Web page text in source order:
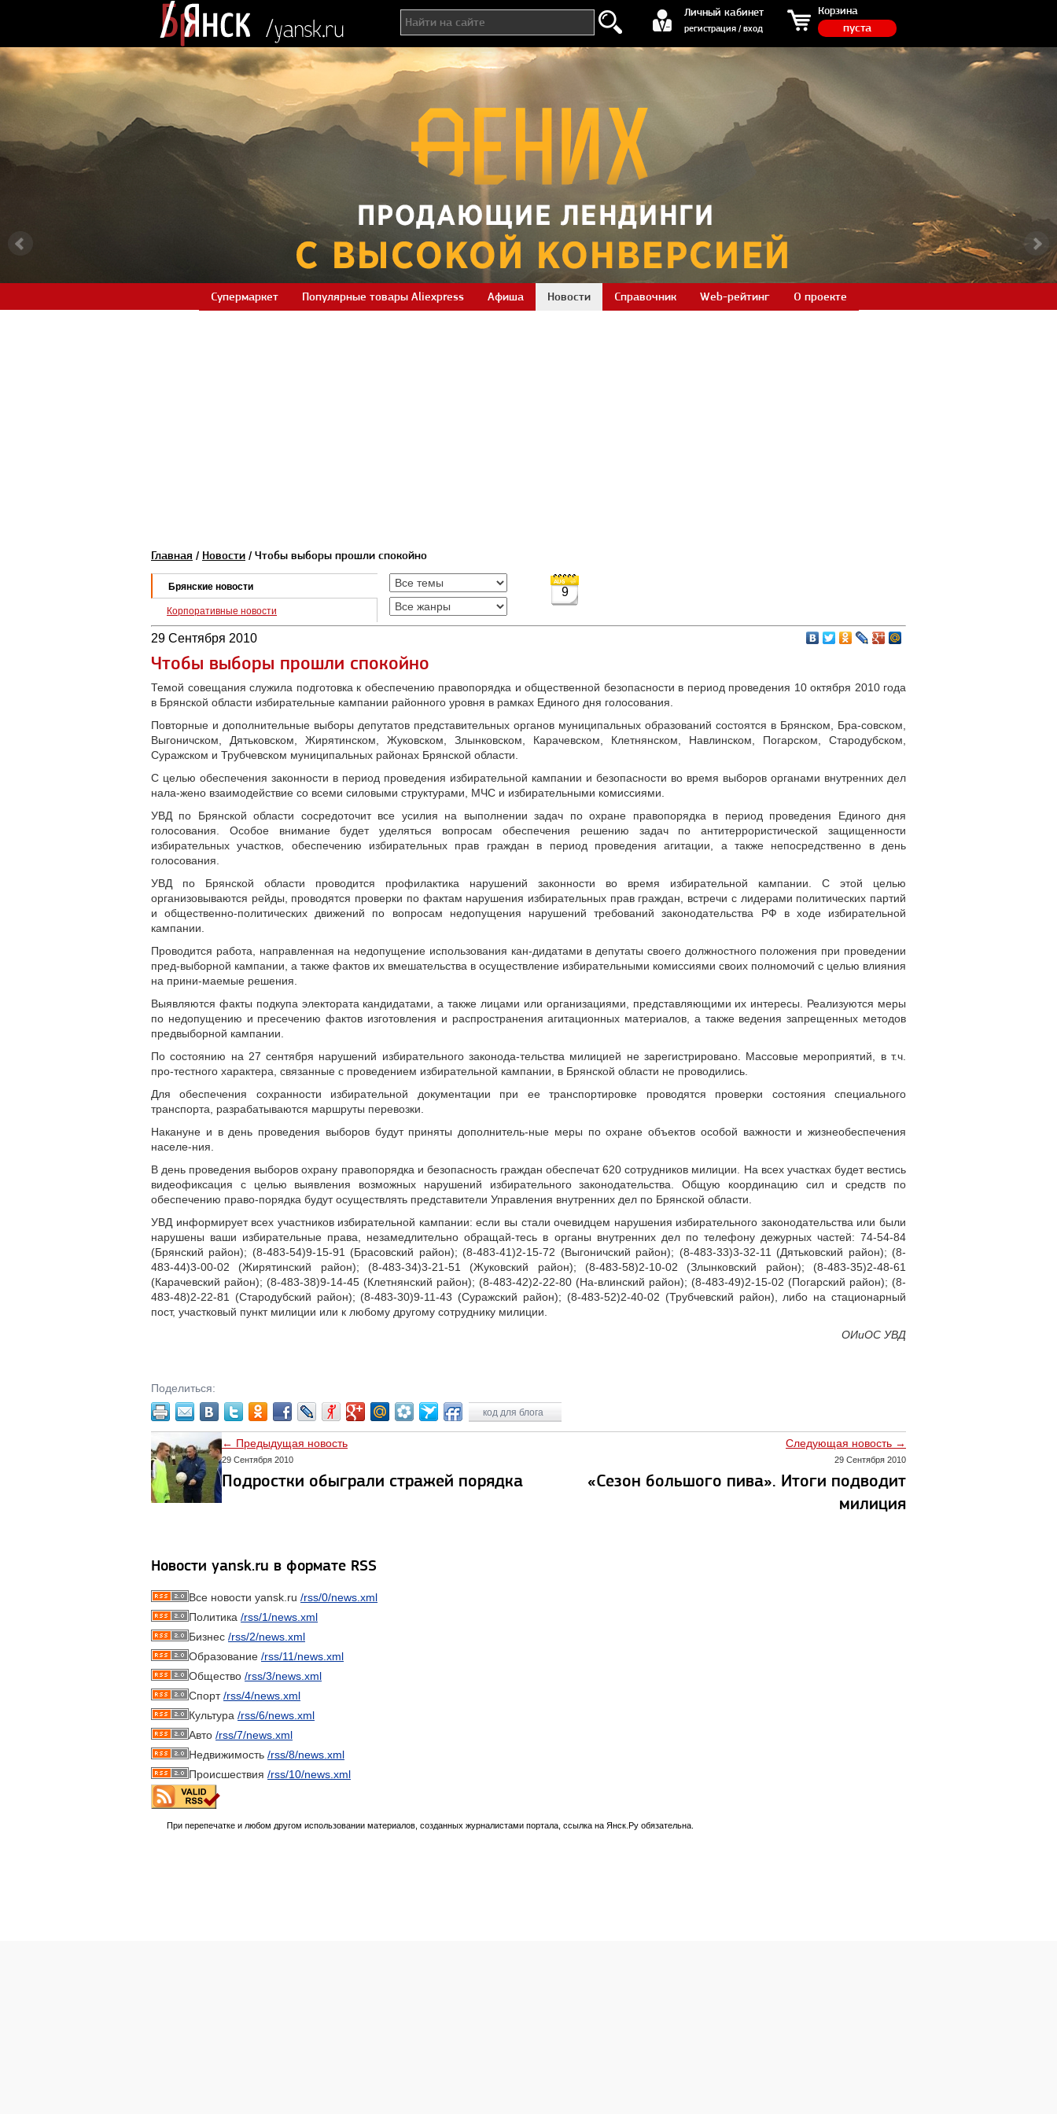
Личный кабинет
регистрация / вход
регистрация / вход Корзина
пуста
Супермаркет Популярные товары Aliexpress Афиша Новости Справочник Web-рейтинг О проекте
Главная / Новости / Чтобы выборы прошли спокойно
Брянские новости
Корпоративные новости
9
29 Сентября 2010
Чтобы выборы прошли спокойно
Темой совещания служила подготовка к обеспечению правопорядка и общественной безопасности в период проведения 10 октября 2010 года
в Брянской области избирательные кампании районного уровня в рамках Единого дня голосования.
Повторные и дополнительные выборы депутатов представительных органов муниципальных образований состоятся в Брянском, Бра-совском,
Выгоничском, Дятьковском, Жирятинском, Жуковском, Злынковском, Карачевском, Клетнянском, Навлинском, Погарском, Стародубском,
Суражском и Трубчевском муниципальных районах Брянской области.
С целью обеспечения законности в период проведения избирательной кампании и безопасности во время выборов органами внутренних дел
нала-жено взаимодействие со всеми силовыми структурами, МЧС и избирательными комиссиями.
УВД по Брянской области сосредоточит все усилия на выполнении задач по охране правопорядка в период проведения Единого дня
голосования. Особое внимание будет уделяться вопросам обеспечения решению задач по антитеррористической защищенности
избирательных участков, обеспечению избирательных прав граждан в период проведения агитации, а также непосредственно в день
голосования.
УВД по Брянской области проводится профилактика нарушений законности во время избирательной кампании. С этой целью
организовываются рейды, проводятся проверки по фактам нарушения избирательных прав граждан, встречи с лидерами политических партий
и общественно-политических движений по вопросам недопущения нарушений требований законодательства РФ в ходе избирательной
кампании.
Проводится работа, направленная на недопущение использования кан-дидатами в депутаты своего должностного положения при проведении
пред-выборной кампании, а также фактов их вмешательства в осуществление избирательными комиссиями своих полномочий с целью влияния
на прини-маемые решения.
Выявляются факты подкупа электората кандидатами, а также лицами или организациями, представляющими их интересы. Реализуются меры
по недопущению и пресечению фактов изготовления и распространения агитационных материалов, а также ведения запрещенных методов
предвыборной кампании.
По состоянию на 27 сентября нарушений избирательного законода-тельства милицией не зарегистрировано. Массовые мероприятий, в т.ч.
про-тестного характера, связанные с проведением избирательной кампании, в Брянской области не проводились.
Для обеспечения сохранности избирательной документации при ее транспортировке проводятся проверки состояния специального
транспорта, разрабатываются маршруты перевозки.
Накануне и в день проведения выборов будут приняты дополнитель-ные меры по охране объектов особой важности и жизнеобеспечения
населе-ния.
В день проведения выборов охрану правопорядка и безопасность граждан обеспечат 620 сотрудников милиции. На всех участках будет вестись
видеофиксация с целью выявления возможных нарушений избирательного законодательства. Общую координацию сил и средств по
обеспечению право-порядка будут осуществлять представители Управления внутренних дел по Брянской области.
УВД информирует всех участников избирательной кампании: если вы стали очевидцем нарушения избирательного законодательства или были
нарушены ваши избирательные права, незамедлительно обращай-тесь в органы внутренних дел по телефону дежурных частей: 74-54-84
(Брянский район); (8-483-54)9-15-91 (Брасовский район); (8-483-41)2-15-72 (Выгоничский район); (8-483-33)3-32-11 (Дятьковский район); (8-
483-44)3-00-02 (Жирятинский район); (8-483-34)3-21-51 (Жуковский район); (8-483-58)2-10-02 (Злынковский район); (8-483-35)2-48-61
(Карачевский район); (8-483-38)9-14-45 (Клетнянский район); (8-483-42)2-22-80 (На-влинский район); (8-483-49)2-15-02 (Погарский район); (8-
483-48)2-22-81 (Стародубский район); (8-483-30)9-11-43 (Суражский район); (8-483-52)2-40-02 (Трубчевский район), либо на стационарный
пост, участковый пункт милиции или к любому другому сотруднику милиции.
ОИиОС УВД
Поделиться:
код для блога
← Предыдущая новость
29 Сентября 2010
Подростки обыграли стражей порядка
Следующая новость →
29 Сентября 2010
«Сезон большого пива». Итоги подводит
милиция
Новости yansk.ru в формате RSS
Все новости yansk.ru /rss/0/news.xml
Политика /rss/1/news.xml
Бизнес /rss/2/news.xml
Образование /rss/11/news.xml
Общество /rss/3/news.xml
Спорт/rss/4/news.xml
Культура /rss/6/news.xml
Авто /rss/7/news.xml
Недвижимость /rss/8/news.xml
Происшествия /rss/10/news.xml
При перепечатке и любом другом использовании материалов, созданных журналистами портала, ссылка на Янск.Ру обязательна.